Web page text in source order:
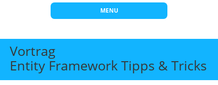
MENU
Start
Vortrag
Entity Framework Tipps & Tricks